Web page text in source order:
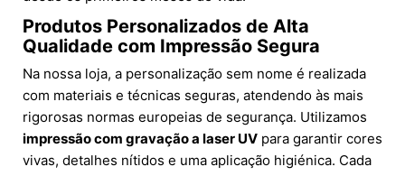
Produtos Personalizados de Alta
Qualidade com Impressão Segura
Na nossa loja, a personalização sem nome é realizada
com materiais e técnicas seguras, atendendo às mais
rigorosas normas europeias de segurança. Utilizamos
impressão com gravação a laser UV para garantir cores
vivas, detalhes nítidos e uma aplicação higiénica. Cada